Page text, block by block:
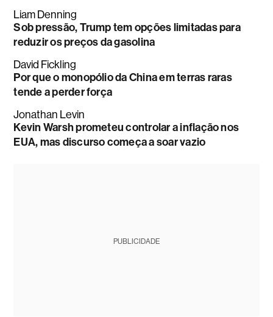
Liam Denning
Sob pressão, Trump tem opções limitadas para
reduzir os preços da gasolina
David Fickling
Por que o monopólio da China em terras raras
tende a perder força
Jonathan Levin
Kevin Warsh prometeu controlar a inflação nos
EUA, mas discurso começa a soar vazio
PUBLICIDADE